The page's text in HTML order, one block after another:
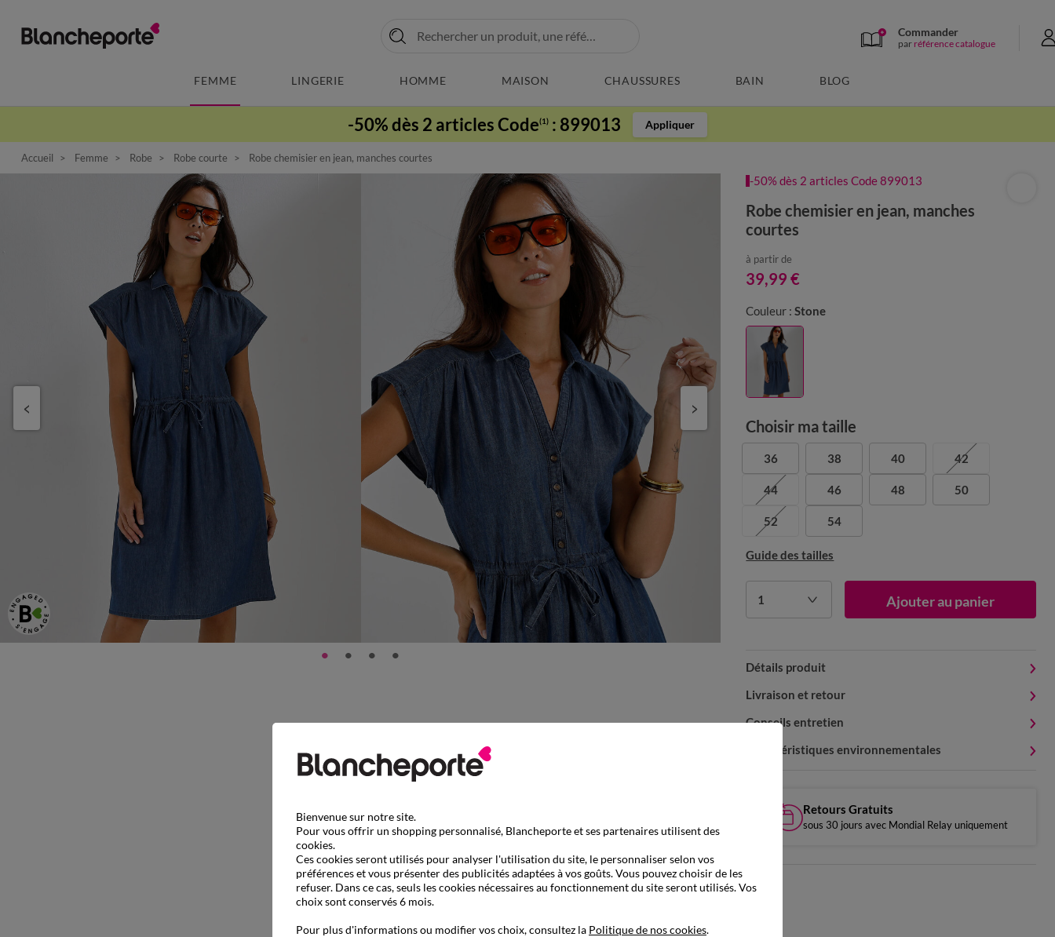
Commander
par référence catalogue
FEMME LINGERIE HOMME MAISON CHAUSSURES BAIN BLOG
-50% dès 2 articles Code(1) : 899013 Appliquer
Accueil Femme Robe Robe courte Robe chemisier en jean, manches courtes
-50% dès 2 articles Code 899013
Robe chemisier en jean, manches
courtes
à partir de
39,99 €
Couleur : Stone
Choisir ma taille
36 38 40 42
44 46 48 50
52 54
Guide des tailles
1 Ajouter au panier
Détails produit
Livraison et retour
Conseils entretien
Caractéristiques environnementales
Retours Gratuits
sous 30 jours avec Mondial Relay uniquement
Bienvenue sur notre site.
Pour vous offrir un shopping personnalisé, Blancheporte et ses partenaires utilisent des
cookies.
Ces cookies seront utilisés pour analyser l'utilisation du site, le personnaliser selon vos
préférences et vous présenter des publicités adaptées à vos goûts. Vous pouvez choisir de les
refuser. Dans ce cas, seuls les cookies nécessaires au fonctionnement du site seront utilisés. Vos
choix sont conservés 6 mois.
Pour plus d'informations ou modifier vos choix, consultez la Politique de nos cookies.